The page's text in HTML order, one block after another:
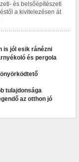
és belsőépítészeti
a kivitelezésen át
is jól esik ránézni
és pergola
tulajdonsága
az otthon jó